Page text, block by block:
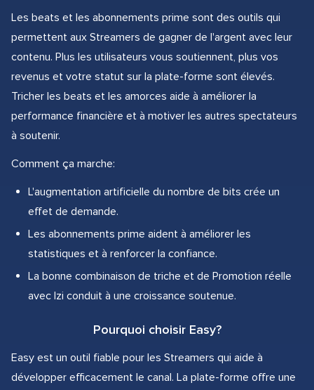
Les beats et les abonnements prime sont des outils qui
permettent aux Streamers de gagner de l'argent avec leur
contenu. Plus les utilisateurs vous soutiennent, plus vos
revenus et votre statut sur la plate-forme sont élevés.
Tricher les beats et les amorces aide à améliorer la
performance financière et à motiver les autres spectateurs
à soutenir.
Comment ça marche:
L'augmentation artificielle du nombre de bits crée un
effet de demande.
Les abonnements prime aident à améliorer les
statistiques et à renforcer la confiance.
La bonne combinaison de triche et de Promotion réelle
avec Izi conduit à une croissance soutenue.
Pourquoi choisir Easy?
Easy est un outil fiable pour les Streamers qui aide à
développer efficacement le canal. La plate-forme offre une